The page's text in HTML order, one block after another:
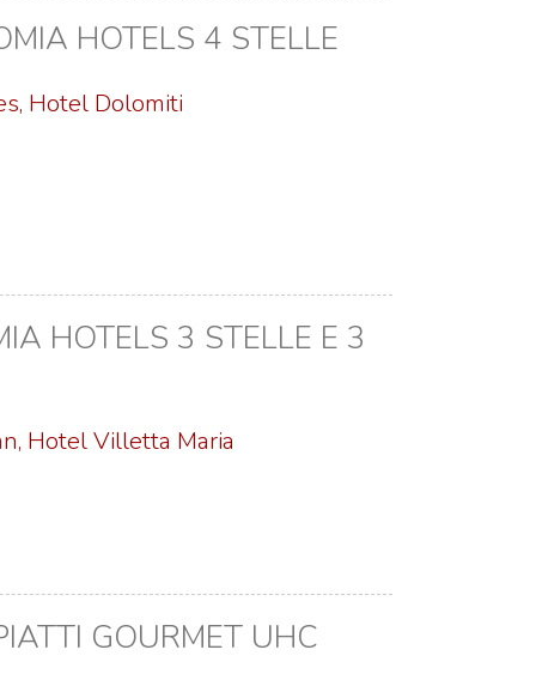
HOTELS 4 STELLE
Hotel Dolomiti
HOTELS 3 STELLE E 3
Hotel Villetta Maria
GOURMET UHC